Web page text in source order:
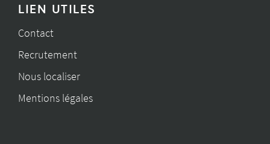
LIEN UTILES
Contact
Recrutement
Nous localiser
Mentions légales